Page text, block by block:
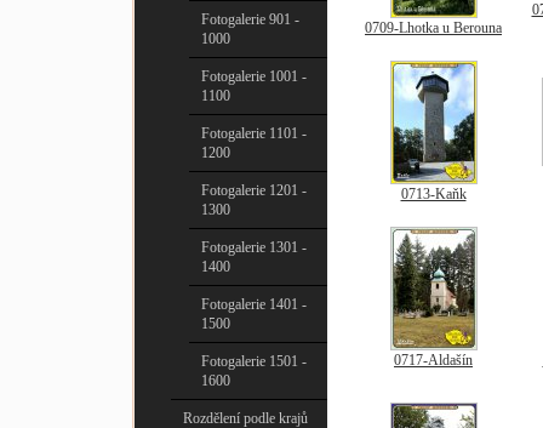
Fotogalerie 901 -
1000
Fotogalerie 1001 -
1100
Fotogalerie 1101 -
1200
Fotogalerie 1201 -
1300
Fotogalerie 1301 -
1400
Fotogalerie 1401 -
1500
Fotogalerie 1501 -
1600
Rozdělení podle krajů
0709-Lhotka u Berouna
0713-Kaňk
0717-Aldašín